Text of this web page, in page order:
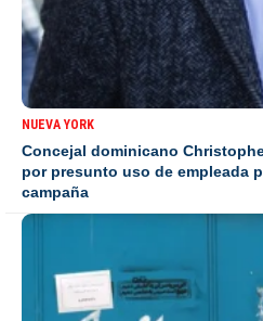
NUEVA YORK
Concejal dominicano
por presunto uso de empleada
campaña